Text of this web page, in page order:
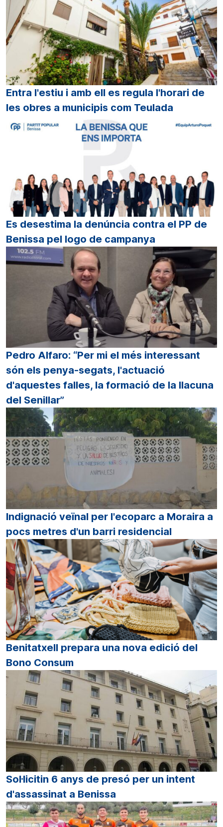
Entra l'estiu i amb ell es regula l'horari de
les obres a municipis com Teulada
Es desestima la denúncia contra el PP de
Benissa pel logo de campanya
Pedro Alfaro: “Per mi el més interessant
són els penya-segats, l'actuació
d'aquestes falles, la formació de la llacuna
del Senillar”
Indignació veïnal per l'ecoparc a Moraira a
pocs metres d'un barri residencial
Benitatxell prepara una nova edició del
Bono Consum
Sol·licitin 6 anys de presó per un intent
d'assassinat a Benissa